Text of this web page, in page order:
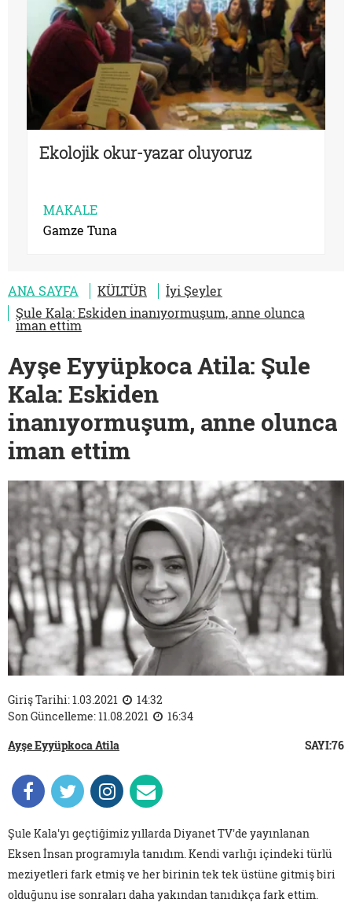
Ekolojik okur-yazar oluyoruz
MAKALE
Gamze Tuna
ANA SAYFA KÜLTÜR
İyi Şeyler
Şule Kala: Eskiden inanıyormuşum, anne olunca
iman ettim
Ayşe Eyyüpkoca Atila: Şule
Kala: Eskiden
inanıyormuşum, anne olunca
iman ettim
Giriş Tarihi: 1.03.2021
14:32
Son Güncelleme: 11.08.2021
16:34
Ayşe Eyyüpkoca Atila
SAYI:76
Şule Kala'yı geçtiğimiz yıllarda Diyanet TV'de yayınlanan
Eksen İnsan programıyla tanıdım. Kendi varlığı içindeki türlü
meziyetleri fark etmiş ve her birinin tek tek üstüne gitmiş biri
olduğunu ise sonraları daha yakından tanıdıkça fark ettim.